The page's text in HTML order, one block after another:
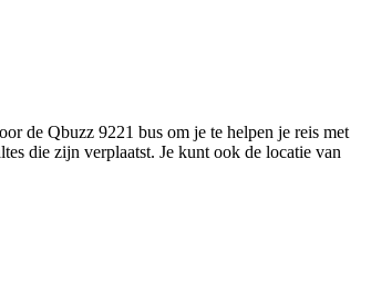
de Qbuzz 9221 bus om je te helpen je reis met
die zijn verplaatst. Je kunt ook de locatie van